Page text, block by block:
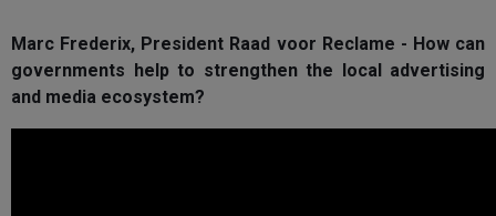
Marc Frederix, President Raad voor Reclame - How can
governments help to strengthen the local advertising
and media ecosystem?